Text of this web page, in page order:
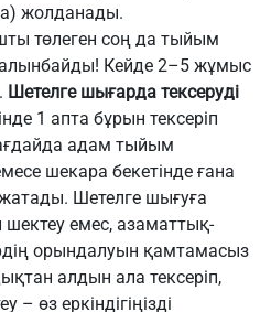
жолданады.
төлеген соң да тыйым
Кейде 2–5 жұмыс
Шетелге шығарда тексеруді
1 апта бұрын тексеріп
адам тыйым
шекара бекетінде ғана
Шетелге шығуға
емес, азаматтық-
орындалуын қамтамасыз
алдын ала тексеріп,
өз еркіндігіңізді